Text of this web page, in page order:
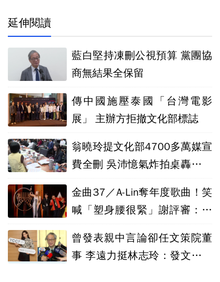
延伸閱讀
藍白堅持凍刪公視預算 黨團協
商無結果全保留
傳中國施壓泰國「台灣電影
展」 主辦方拒撤文化部標誌
翁曉玲提文化部4700多萬媒宣
費全刪 吳沛憶氣炸拍桌轟「整
金曲37／A-Lin奪年度歌曲！笑
喊「塑身腰很緊」謝評審：眼
曾發表親中言論卻任文策院董
事 李遠力挺林志玲：發文可能